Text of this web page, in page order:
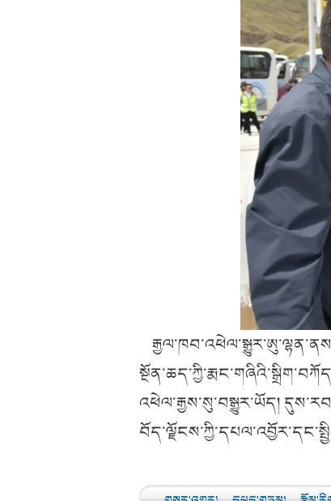
འཕེལ་རྒྱས་སུ་བསྒྱུར་ཡོད།